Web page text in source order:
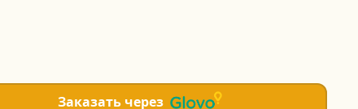
Заказать через